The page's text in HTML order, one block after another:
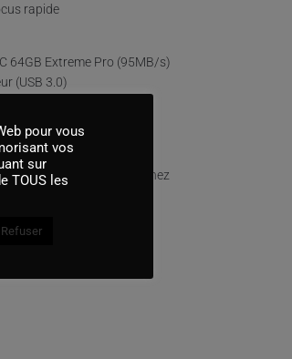
rapide
64GB Extreme Pro (95MB/s)
(USB 3.0)
HDMI
acheter ce produit chez
pour vous
vos
sur
TOUS les
Refuser